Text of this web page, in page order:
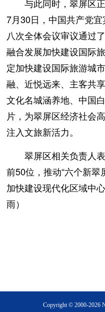
与此同时，翠屏区正
7月30日，中国共产党
八次全体会议审议通过
融合发展加快建设国际
定加快建设国际旅游城
融、近悦远来、主客共
文化名城涵养地、中国
片，为翠屏区经济社会
注入文旅新活力。
翠屏区相关负责人表
前50位，推动“六个新
加快建设现代化区域中
雨）
Copyright © 2000-2026